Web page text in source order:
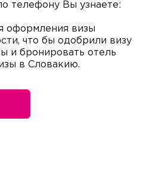
телефону Вы узнаете:
оформления визы
что бы одобрили визу
и бронировать отель
в Словакию.